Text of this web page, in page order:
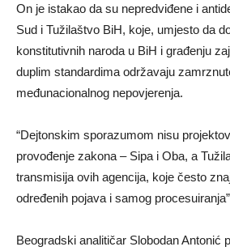
On je istakao da su nepredviđene i
Sud i Tužilaštvo BiH, koje, umjesto da
konstitutivnih naroda u BiH i građenju
duplim standardima održavaju
međunacionalnog nepovjerenja.
“Dejtonskim sporazumom nisu
provođenje zakona – Sipa i Oba, a
transmisija ovih agencija, koje često
određenih pojava i samog
Beogradski analitičar Slobodan Antonić